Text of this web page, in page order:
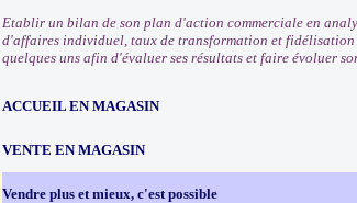
Etablir un bilan de son plan d'action commerciale en
d'affaires individuel, taux de transformation et
quelques uns afin d'évaluer ses résultats et faire évoluer
ACCUEIL EN MAGASIN
VENTE EN MAGASIN
Vendre plus et mieux, c'est possible